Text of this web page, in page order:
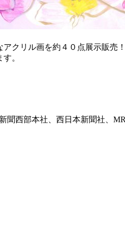
クリル画を約４０点展示販売！
。
聞西部本社、西日本新聞社、